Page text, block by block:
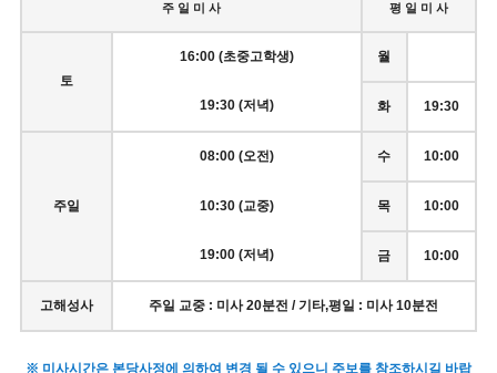
주 일 미 사 평 일 미 사
토
16:00 (초중고학생) 월
19:30 (저녁) 화 19:30
주일
08:00 (오전) 수 10:00
10:30 (교중) 목 10:00
19:00 (저녁) 금 10:00
고해성사 주일 교중 : 미사 20분전 / 기타,평일 : 미사 10분전
※ 미사시간은 본당사정에 의하여 변경 될 수 있으니 주보를 참조하시길 바랍